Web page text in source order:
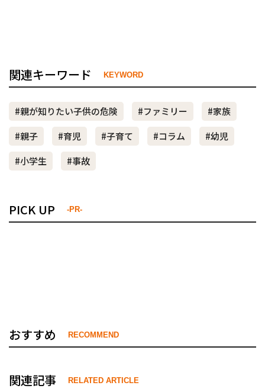
関連キーワード KEYWORD
#親が知りたい子供の危険 #ファミリー
#家族
#親子
#育児 #子育て #コラム
#幼児
#小学生
#事故
PICK UP -PR-
おすすめ RECOMMEND
関連記事 RELATED ARTICLE